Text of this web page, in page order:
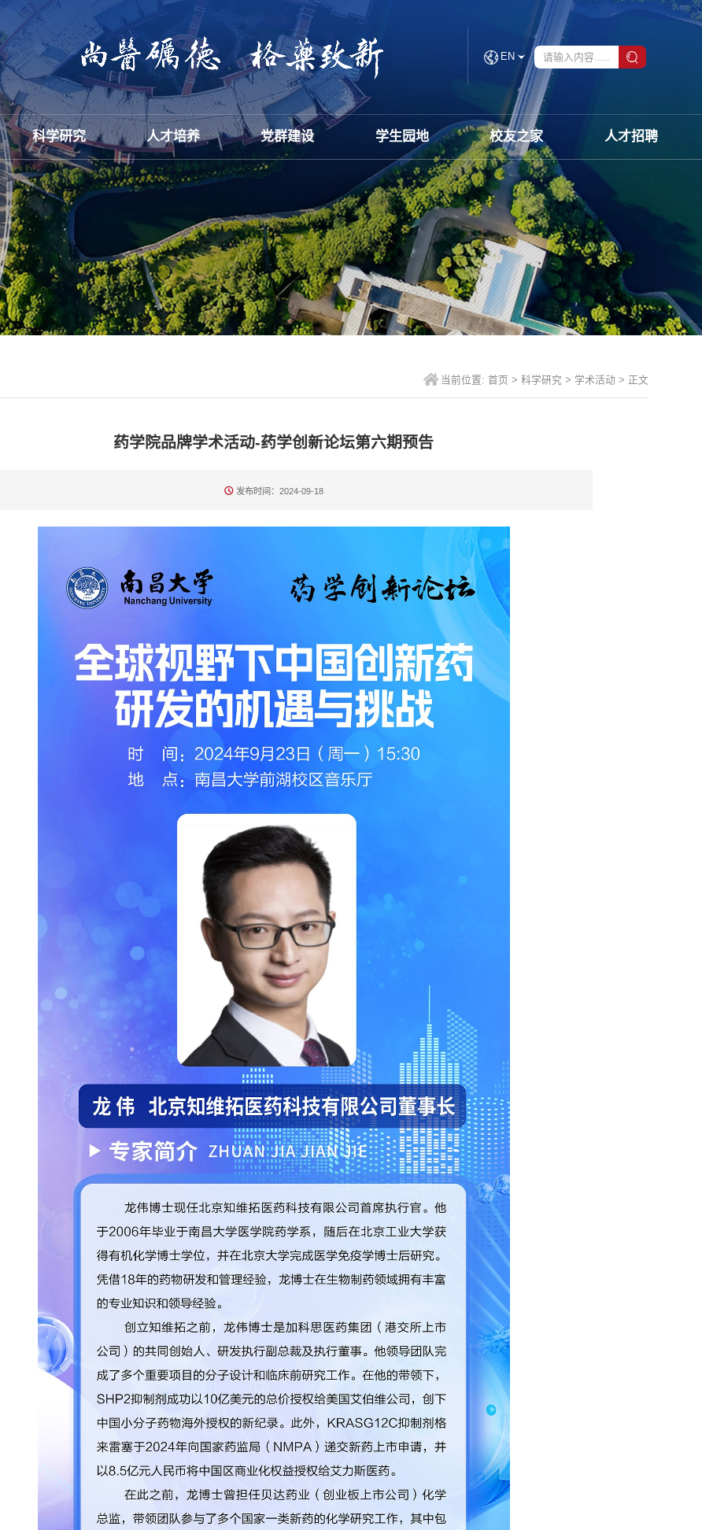
EN
科学研究 人才培养 党群建设 学生园地 校友之家 人才招聘
当前位置: 首页 > 科学研究> 学术活动 > 正文
药学院品牌学术活动-药学创新论坛第六期预告
发布时间：2024-09-18